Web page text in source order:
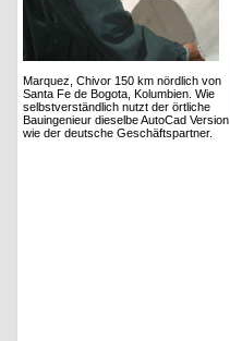
Marquez, Chivor 150 km nördlich von
Santa Fe de Bogota, Kolumbien. Wie
selbstverständlich nutzt der örtliche
Bauingenieur dieselbe AutoCad Version
wie der deutsche Geschäftspartner.